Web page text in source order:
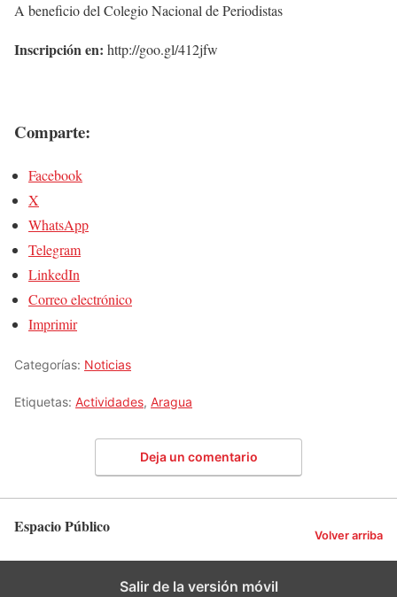
A beneficio del Colegio Nacional de Periodistas
Inscripción en: http://goo.gl/412jfw
Comparte:
Facebook
X
WhatsApp
Telegram
LinkedIn
Correo electrónico
Imprimir
Categorías: Noticias
Etiquetas: Actividades, Aragua
Deja un comentario
Espacio Público Volver arriba
Salir de la versión móvil